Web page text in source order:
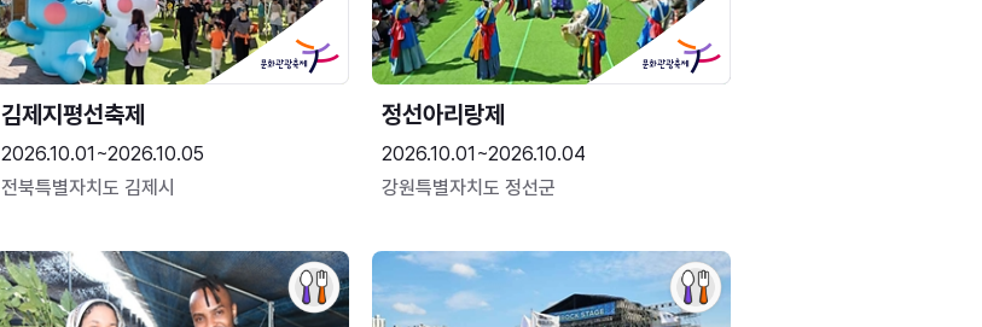
김제지평선축제
2026.10.01~2026.10.05
전북특별자치도 김제시
정선아리랑제
2026.10.01~2026.10.04
강원특별자치도 정선군